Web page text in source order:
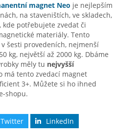
magnet Neo je nejlepším
na staveništích, ve skladech,
kde potřebujete zvedat či
materiály. Tento
šesti provedeních, nejmenší
kg, největší až 2000 kg. Dbáme
měly tu nejvyšší
má tento zvedací magnet
3+. Můžete si ho ihned
shopu.
Twitter LinkedIn